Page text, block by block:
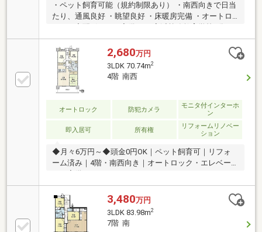
・ペット飼育可能（規約制限あり） ・南西向きで日当
たり、通風良好 ・眺望良好 ・床暖房完備 ・オートロ
2,680万円
3LDK 70.74m2
4階 南西
オートロック 防犯カメラ
モニタ付インターホ
ン
即入居可 所有権
リフォームリノベー
ション
◆月々6万円～◆頭金0円OK｜ペット飼育可｜リフォ
ーム済み｜4階・南西向き｜オートロック・エレベー
3,480万円
3LDK 83.98m2
7階 南